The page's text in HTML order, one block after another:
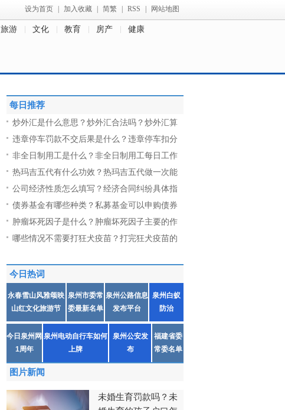
设为首页 加入收藏 简繁 RSS 网站地图
旅游 文化 教育 房产 健康
每日推荐
炒外汇是什么意思？炒外汇合法吗？炒外汇算
违章停车罚款不交后果是什么？违章停车扣分
非全日制用工是什么？非全日制用工每日工作
热玛吉五代有什么功效？热玛吉五代做一次能
公司经济性质怎么填写？经济合同纠纷具体指
债券基金有哪些种类？私募基金可以申购债券
肿瘤坏死因子是什么？肿瘤坏死因子主要的作
哪些情况不需要打狂犬疫苗？打完狂犬疫苗的
今日热词
永春雪山风雅颂映
山红文化旅游节
泉州市委常
委最新名单
泉州公路信息
发布平台
泉州白蚁
防治
今日泉州网
1周年
泉州电动自行车如何
上牌
泉州公安发
布
福建省委
常委名单
图片新闻
未婚生育罚款吗？未